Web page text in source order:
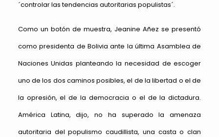
´controlar las tendencias autoritarias populistas´.
Como un botón de muestra, Jeanine Añez se presentó
como presidenta de Bolivia ante la última Asamblea de
Naciones Unidas planteando la necesidad de escoger
uno de los dos caminos posibles, el de la libertad o el de
la opresión, el de la democracia o el de la dictadura.
América Latina, dijo, no ha superado la amenaza
autoritaria del populismo caudillista, una casta o clan